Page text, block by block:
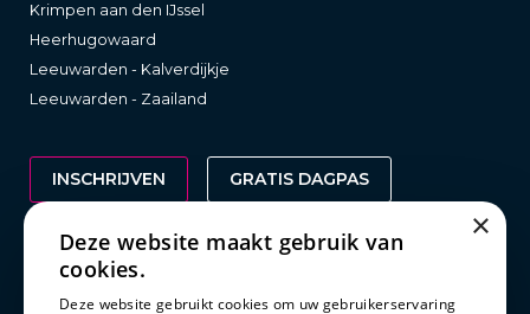
Krimpen aan den IJssel
Heerhugowaard
Leeuwarden - Kalverdijkje
Leeuwarden - Zaailand
INSCHRIJVEN GRATIS DAGPAS
Wetgeving
×
Deze website maakt gebruik van
cookies.
Deze website gebruikt cookies om uw gebruikerservaring